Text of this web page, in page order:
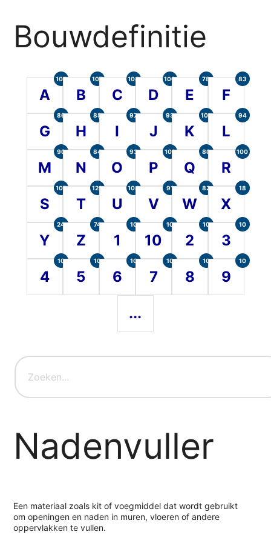
Bouwdefinitie
A
105
B
107
C
104
D
100
E
78
F
83
G
86
H
88
I
97
J
93
K
101
L
94
M
90
N
84
O
93
P
101
Q
80
R
100
S
107
T
120
U
104
V
91
W
82
X
18
Y
24
Z
74
1
10
10
10
2
10
3
10
4
10
5
10
6
10
7
10
8
10
9
10
...
Nadenvuller
Een materiaal zoals kit of voegmiddel dat wordt gebruikt
om openingen en naden in muren, vloeren of andere
oppervlakken te vullen.